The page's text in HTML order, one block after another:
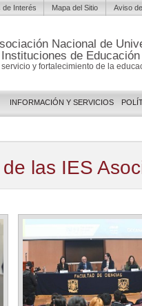
Nacional de
de
servicio y fortalecimiento de la
INFORMACIÓN Y SERVICIOS
de Interés Mapa del Sitio Aviso
las IES